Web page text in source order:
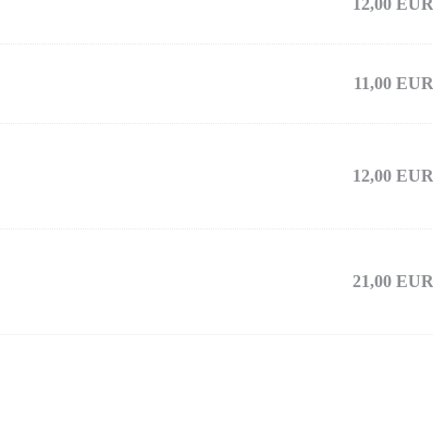
12,00 EUR
11,00 EUR
12,00 EUR
21,00 EUR